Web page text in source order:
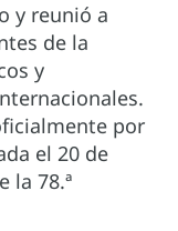
y reunió a
de la
y
por
el 20 de
la 78.ª